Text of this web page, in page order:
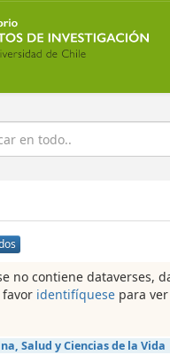
no contiene dataverses,
favor identifíquese para
Salud y Ciencias de la Vida